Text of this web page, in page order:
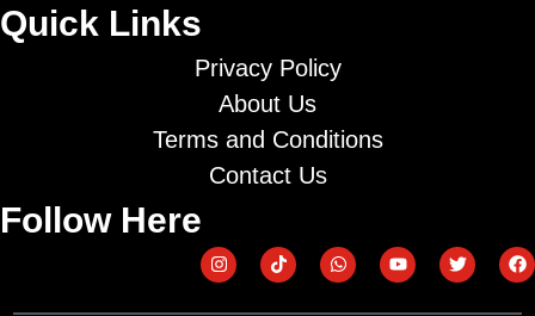
Quick Links
Privacy Policy
About Us
Terms and Conditions
Contact Us
Follow Here